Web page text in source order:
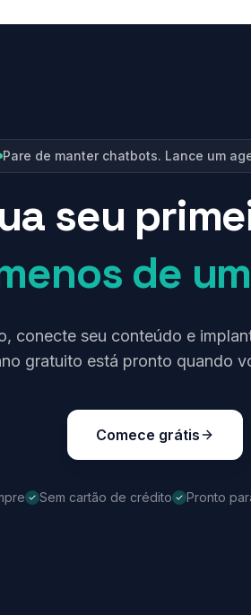
Pare de manter chatbots. Lance um
seu
de
conecte seu conteúdo e
gratuito está pronto quando
Comece grátis
Sem cartão de crédito Pronto